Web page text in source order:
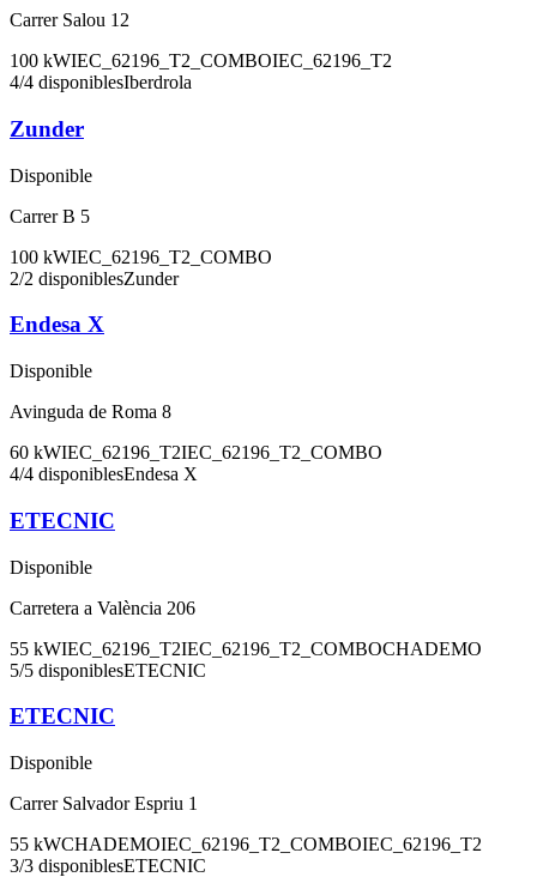
Carrer Salou 12
100 kWIEC_62196_T2_COMBOIEC_62196_T2
4/4 disponiblesIberdrola
Zunder
Disponible
Carrer B 5
100 kWIEC_62196_T2_COMBO
2/2 disponiblesZunder
Endesa X
Disponible
Avinguda de Roma 8
60 kWIEC_62196_T2IEC_62196_T2_COMBO
4/4 disponiblesEndesa X
ETECNIC
Disponible
Carretera a València 206
55 kWIEC_62196_T2IEC_62196_T2_COMBOCHADEMO
5/5 disponiblesETECNIC
ETECNIC
Disponible
Carrer Salvador Espriu 1
55 kWCHADEMOIEC_62196_T2_COMBOIEC_62196_T2
3/3 disponiblesETECNIC